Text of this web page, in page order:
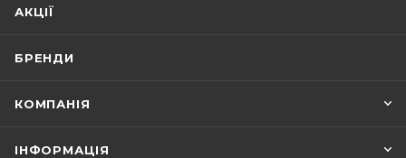
АКЦІЇ
БРЕНДИ
КОМПАНІЯ
ІНФОРМАЦІЯ